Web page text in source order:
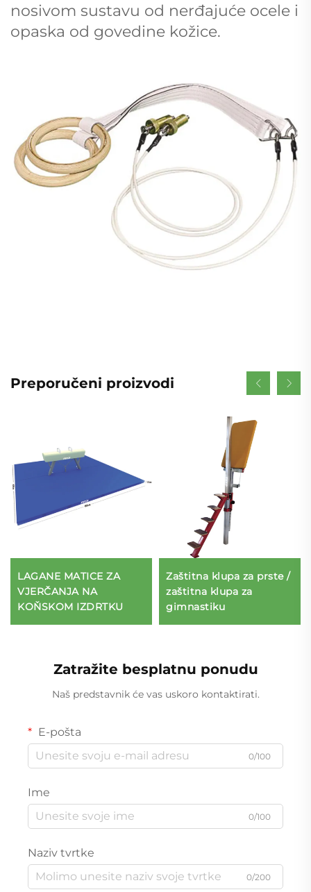
nosivom sustavu od nerđajuće ocele i
opaska od govedine kožice.
Preporučeni proizvodi
LAGANE MATICE ZA
VJERČANJA NA
KOŇSKOM IZDRTKU
Zaštitna klupa za prste /
zaštitna klupa za
gimnastiku
Zatražite besplatnu ponudu
Naš predstavnik će vas uskoro kontaktirati.
E-pošta
0/100
Ime
0/100
Naziv tvrtke
0/200